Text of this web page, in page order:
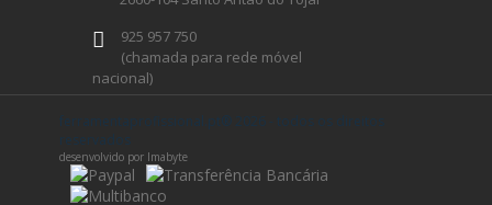
925 957 750
(chamada para rede móvel
nacional)
geral@ferramentaprofissional.pt
Siga-nos
ferramentaprofissional.pt® 2026 - todos os direitos
reservados
desenvolvido por Imabyte